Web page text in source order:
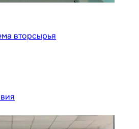
вторсырья